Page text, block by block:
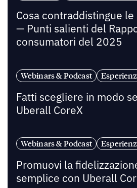
Cosa contraddistingue
— Punti salienti del
consumatori del 2025
Webinars & Podcast
Fatti scegliere in modo
Uberall CoreX
Webinars & Podcast
Promuovi la
semplice con Uberall